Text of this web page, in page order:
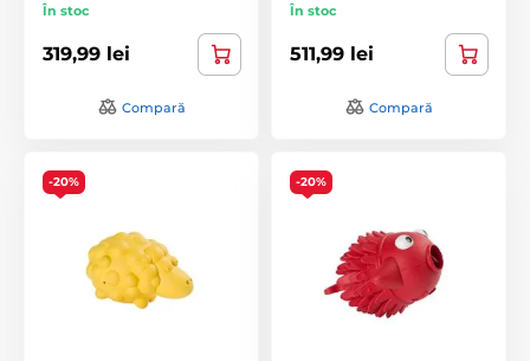
În stoc
319,99 lei
Compară
În stoc
511,99 lei
Compară
-20% -20%